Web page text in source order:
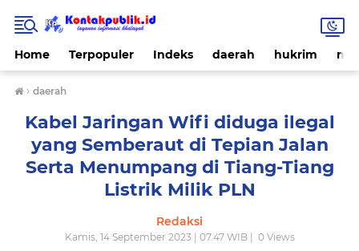
Home Terpopuler Indeks daerah hukrim
› daerah
Kabel Jaringan Wifi diduga ilegal
yang Semberaut di Tepian Jalan
Serta Menumpang di Tiang-Tiang
Listrik Milik PLN
Redaksi
Kamis, 14 September 2023 | 07.47 WIB | 0Views